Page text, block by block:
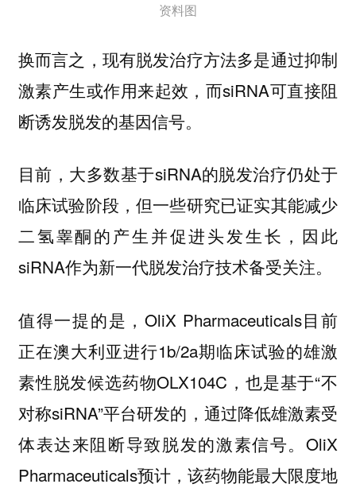
资料图
换而言之，现有脱发治疗方法多是通过抑制
激素产生或作用来起效，而siRNA可直接阻
断诱发脱发的基因信号。
目前，大多数基于siRNA的脱发治疗仍处于
临床试验阶段，但一些研究已证实其能减少
二氢睾酮的产生并促进头发生长，因此
siRNA作为新一代脱发治疗技术备受关注。
值得一提的是，OliX Pharmaceuticals目前
正在澳大利亚进行1b/2a期临床试验的雄激
素性脱发候选药物OLX104C，也是基于“不
对称siRNA”平台研发的，通过降低雄激素受
体表达来阻断导致脱发的激素信号。OliX
Pharmaceuticals预计，该药物能最大限度地